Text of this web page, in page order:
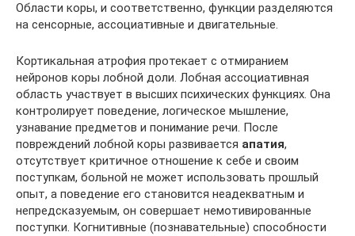
Области коры, и соответственно, функции разделяются
на сенсорные, ассоциативные и двигательные.
Кортикальная атрофия протекает с отмиранием
нейронов коры лобной доли. Лобная ассоциативная
область участвует в высших психических функциях. Она
контролирует поведение, логическое мышление,
узнавание предметов и понимание речи. После
повреждений лобной коры развивается апатия,
отсутствует критичное отношение к себе и своим
поступкам, больной не может использовать прошлый
опыт, а поведение его становится неадекватным и
непредсказуемым, он совершает немотивированные
поступки. Когнитивные (познавательные) способности